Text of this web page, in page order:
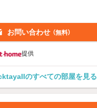
お問い合わせ （無料）
提供
のすべての部屋を見る